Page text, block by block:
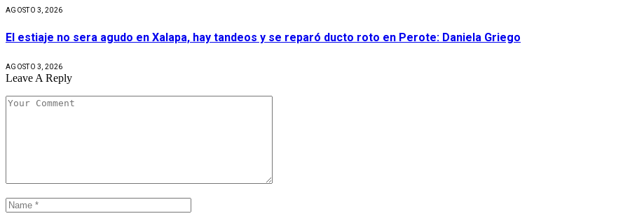
AGOSTO 3, 2026
El estiaje no sera agudo en Xalapa, hay tandeos y se reparó ducto roto en Perote: Daniela Griego
AGOSTO 3, 2026
Leave A Reply